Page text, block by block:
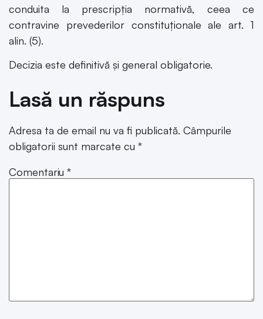
conduita la prescripția normativă, ceea ce
contravine prevederilor constituționale ale art. 1
alin. (5).
Decizia este definitivă și general obligatorie.
Lasă un răspuns
Adresa ta de email nu va fi publicată. Câmpurile
obligatorii sunt marcate cu *
Comentariu *